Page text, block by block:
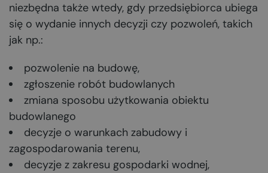
niezbędna także wtedy, gdy przedsiębiorca ubiega
się o wydanie innych decyzji czy pozwoleń, takich
jak np.:
pozwolenie na budowę,
zgłoszenie robót budowlanych
zmiana sposobu użytkowania obiektu
budowlanego
decyzje o warunkach zabudowy i
zagospodarowania terenu,
decyzje z zakresu gospodarki wodnej,